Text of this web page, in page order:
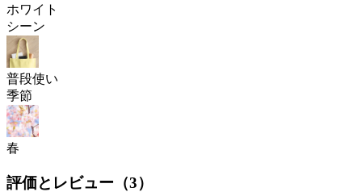
ホワイト
シーン
普段使い
季節
春
評価とレビュー（3）